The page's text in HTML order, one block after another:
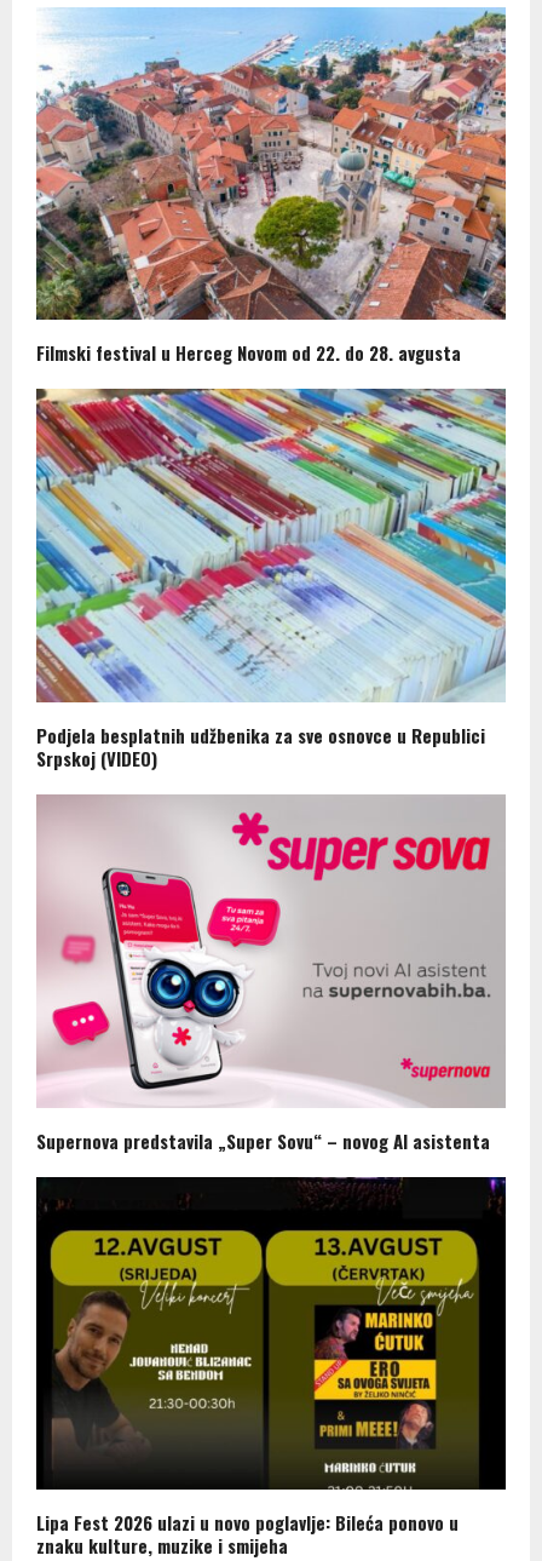
Filmski festival u Herceg Novom od 22. do 28. avgusta
Podjela besplatnih udžbenika za sve osnovce u Republici
Srpskoj (VIDEO)
Supernova predstavila „Super Sovu“ – novog AI asistenta
Lipa Fest 2026 ulazi u novo poglavlje: Bileća ponovo u
znaku kulture, muzike i smijeha